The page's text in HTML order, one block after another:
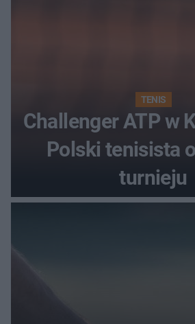
TENIS
Challenger ATP w
Polski tenisista
turnieju